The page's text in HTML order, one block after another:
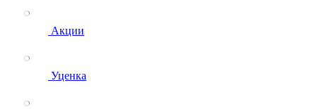
Акции
Уценка